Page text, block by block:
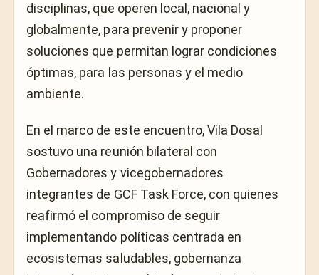
disciplinas, que operen local, nacional y
globalmente, para prevenir y proponer
soluciones que permitan lograr condiciones
óptimas, para las personas y el medio
ambiente.
En el marco de este encuentro, Vila Dosal
sostuvo una reunión bilateral con
Gobernadores y vicegobernadores
integrantes de GCF Task Force, con quienes
reafirmó el compromiso de seguir
implementando políticas centrada en
ecosistemas saludables, gobernanza